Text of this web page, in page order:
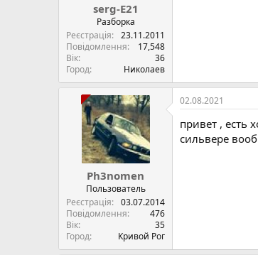
serg-E21
Разборка
Реєстрація
23.11.2011
Повідомлення
17,548
Вік
36
Город
Николаев
Ph3nomen
Пользователь
Реєстрація
03.07.2014
Повідомлення
476
Вік
35
Город
Кривой Рог
02.08.2021
привет , есть
сильвере